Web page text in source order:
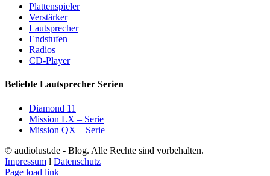
Plattenspieler
Verstärker
Lautsprecher
Endstufen
Radios
CD-Player
Beliebte Lautsprecher Serien
Diamond 11
Mission LX – Serie
Mission QX – Serie
© audiolust.de - Blog. Alle Rechte sind vorbehalten.
Impressum l Datenschutz
Page load link